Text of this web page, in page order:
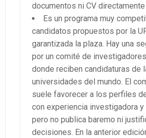
documentos ni CV
Es un programa muy
candidatos propuestos por la
garantizada la plaza. Hay una
por un comité de
donde reciben candidaturas de
universidades del mundo. El
suele favorecer a los perfiles
con experiencia investigadora
pero no publica baremo ni
decisiones. En la anterior